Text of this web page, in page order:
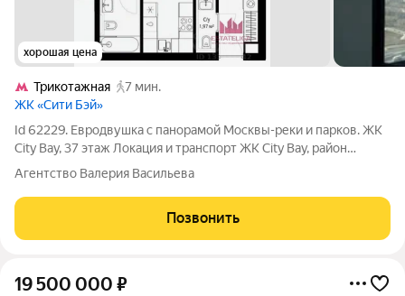
хорошая цена
Трикотажная
7 мин.
ЖК «Сити Бэй»
Id 62229. Евродвушка с панорамой Москвы-реки и парков. ЖК
City Bay, 37 этаж Локация и транспорт ЖК City Bay, район
Митино / Строгино Пешая доступность: МЦД «Трикотажная»
Пятницкое шоссе
Агентство Валерия Васильева
Позвонить
19 500 000 ₽